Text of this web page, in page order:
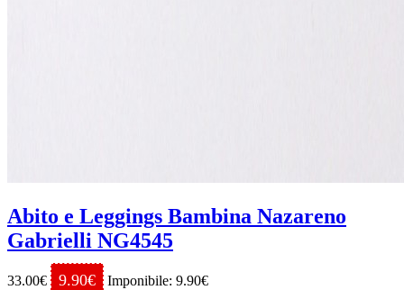
Abito e Leggings Bambina Nazareno
Gabrielli NG4545
33.00€ 9.90€ Imponibile: 9.90€